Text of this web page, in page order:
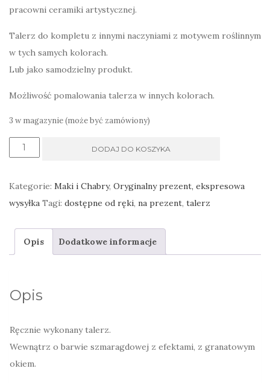
pracowni ceramiki artystycznej.
Talerz do kompletu z innymi naczyniami z motywem roślinnym
w tych samych kolorach.
Lub jako samodzielny produkt.
Możliwość pomalowania talerza w innych kolorach.
3 w magazynie (może być zamówiony)
ilość
ciasto
DODAJ DO KOSZYKA
Kategorie: Maki i Chabry, Oryginalny prezent, ekspresowa
wysyłka Tagi: dostępne od ręki, na prezent, talerz
Opis Dodatkowe informacje
Opis
Ręcznie wykonany talerz.
Wewnątrz o barwie szmaragdowej z efektami, z granatowym
okiem.